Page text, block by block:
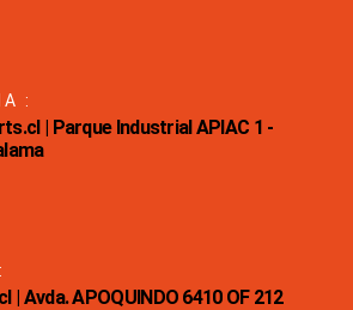
:
| Parque Industrial APIAC 1 -
| Avda. APOQUINDO 6410 OF 212